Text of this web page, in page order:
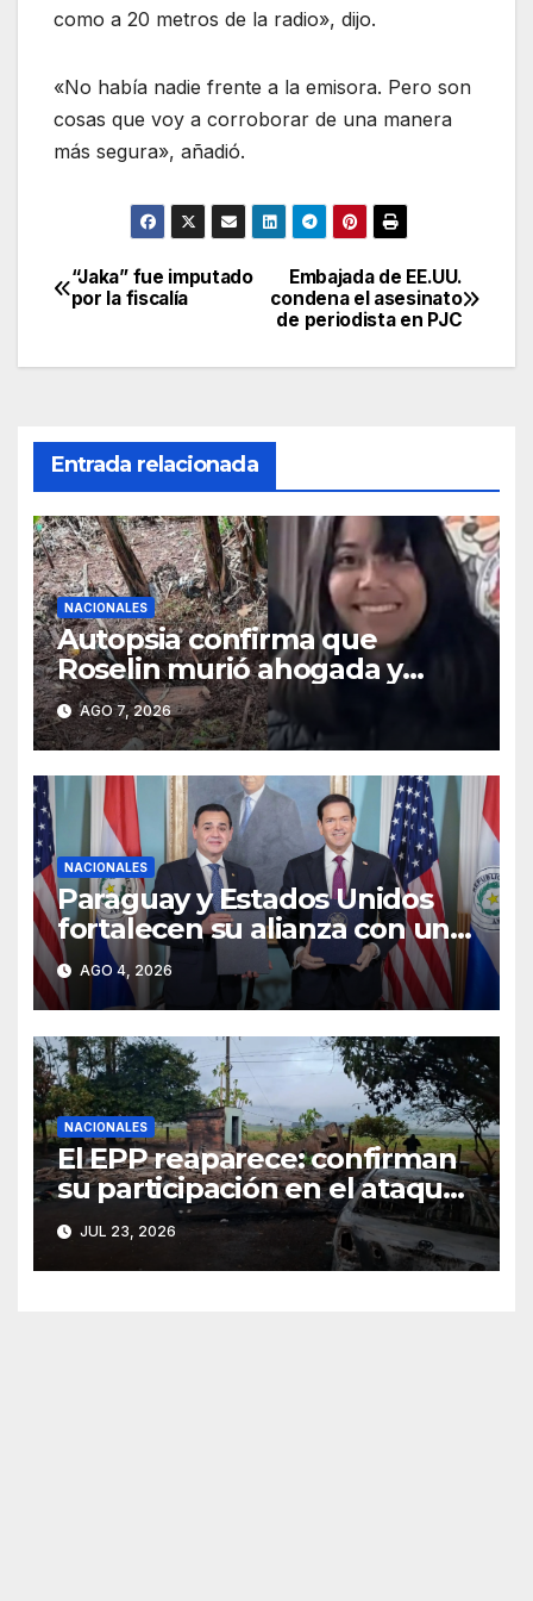
como a 20 metros de la radio», dijo.
«No había nadie frente a la emisora. Pero son
cosas que voy a corroborar de una manera
más segura», añadió.
Navegación
Embajada de EE.UU.
condena el asesinato
de periodista en PJC
“Jaka” fue imputado
por la fiscalía
Entrada relacionada
NACIONALES
Autopsia confirma que
Roselin murió ahogada y
luego sufrió una violenta
mutilación
AGO 7, 2026
NACIONALES
Paraguay y Estados Unidos
fortalecen su alianza con un
acuerdo de cooperación
estratégica en materia
nuclear civil
AGO 4, 2026
NACIONALES
El EPP reaparece: confirman
su participación en el ataque
de Canindeyú
JUL 23, 2026